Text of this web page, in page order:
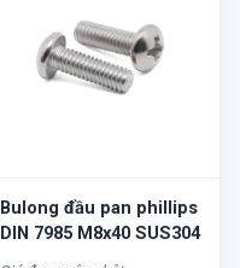
Bulong đầu pan phillips
DIN 7985 M8x40 SUS304